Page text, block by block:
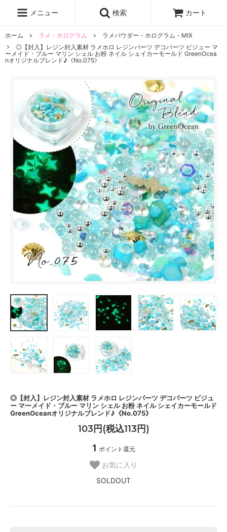
メニュー 検索 カート
ホーム ラメ・ホログラム
ラメパウダー・ホログラム・MIX
◎【封入】レジン封入素材 ラメホロ レジンパーツ デコパーツ ビジュー マ
ーメイド・ブルー マリン シェル お粉 ネイル シェイカーモールド GreenOcea
nオリジナルブレンド♪《No.075》
◎【封入】レジン封入素材 ラメホロ レジンパーツ デコパーツ ビジュ
ー マーメイド・ブルー マリン シェル お粉 ネイル シェイカーモールド
GreenOceanオリジナルブレンド♪《No.075》
103円(税込113円)
1 ポイント還元
お気に入り
SOLDOUT